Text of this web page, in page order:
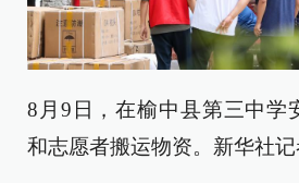
8月9日，在榆中县第三中学
和志愿者搬运物资。新华社